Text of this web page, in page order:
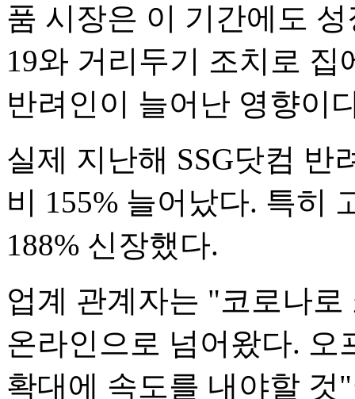
품 시장은 이 기간에도
19와 거리두기 조치로
반려인이 늘어난 영향이
실제 지난해 SSG닷컴 반
비 155% 늘어났다. 특히
188% 신장했다.
업계 관계자는 "코로나
온라인으로 넘어왔다. 오
확대에 속도를 내야할